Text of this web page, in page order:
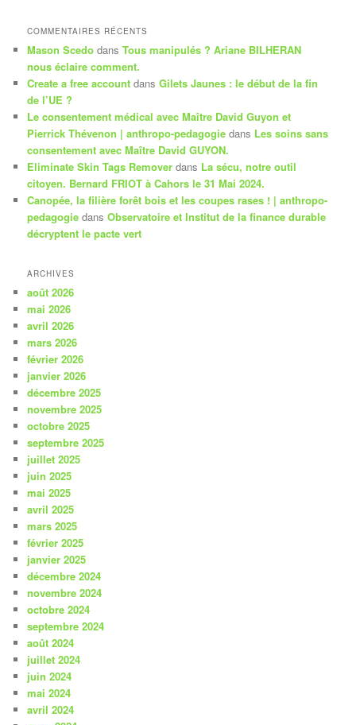
COMMENTAIRES RÉCENTS
Mason Scedo dansTous manipulés ? Ariane BILHERAN
nous éclaire comment.
Create a free account dansGilets Jaunes : le début de la fin
de l’UE ?
Le consentement médical avec Maître David Guyon et
Pierrick Thévenon | anthropo-pedagogie dans Les soins sans
consentement avec Maître David GUYON.
Eliminate Skin Tags Remover dans La sécu, notre outil
citoyen. Bernard FRIOT à Cahors le 31 Mai 2024.
Canopée, la filière forêt bois et les coupes rases ! | anthropo-
pedagogie dansObservatoire et Institut de la finance durable
décryptent le pacte vert
ARCHIVES
août 2026
mai 2026
avril 2026
mars 2026
février 2026
janvier 2026
décembre 2025
novembre 2025
octobre 2025
septembre 2025
juillet 2025
juin 2025
mai 2025
avril 2025
mars 2025
février 2025
janvier 2025
décembre 2024
novembre 2024
octobre 2024
septembre 2024
août 2024
juillet 2024
juin 2024
mai 2024
avril 2024